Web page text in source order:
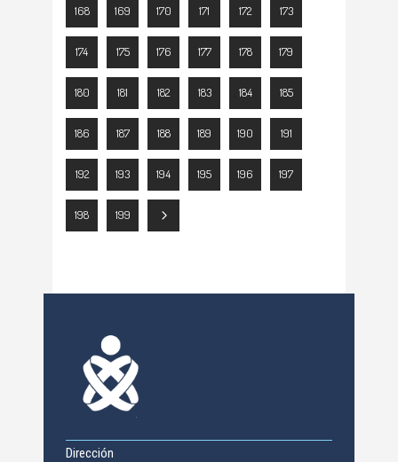
168 169 170 171 172 173
174 175 176 177 178 179
180 181 182 183 184 185
186 187 188 189 190 191
192 193 194 195 196 197
198 199
Dirección